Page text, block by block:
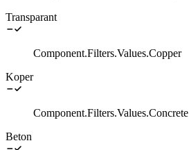
Transparant
Component.Filters.Values.Copper
Koper
Component.Filters.Values.Concrete
Beton